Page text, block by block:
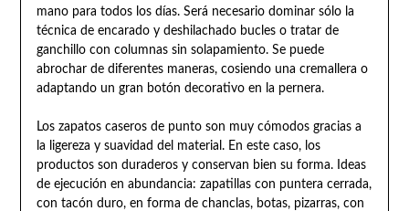
mano para todos los días. Será necesario dominar sólo la
técnica de encarado y deshilachado bucles o tratar de
ganchillo con columnas sin solapamiento. Se puede
abrochar de diferentes maneras, cosiendo una cremallera o
adaptando un gran botón decorativo en la pernera.
Los zapatos caseros de punto son muy cómodos gracias a
la ligereza y suavidad del material. En este caso, los
productos son duraderos y conservan bien su forma. Ideas
de ejecución en abundancia: zapatillas con puntera cerrada,
con tacón duro, en forma de chanclas, botas, pizarras, con